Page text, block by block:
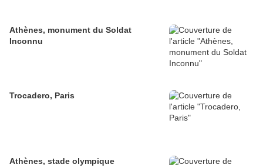
Athènes, monument du Soldat
Inconnu
Trocadero, Paris
Athènes, stade olympique